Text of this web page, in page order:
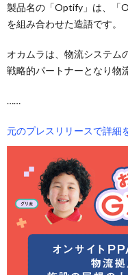
製品名の「Optify」は、「
を組み合わせた造語です。
オカムラは、物流システム
戦略的パートナーとなり物
……
元のプレスリリースで詳細